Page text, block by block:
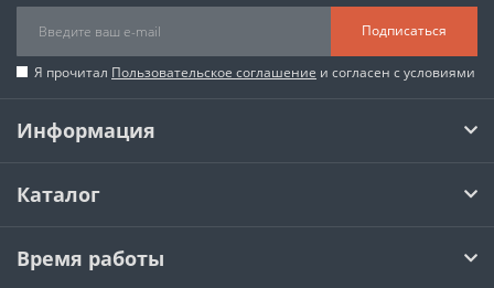
Подписаться
Я прочитал Пользовательское соглашение и согласен с условиями
Информация
Каталог
Время работы